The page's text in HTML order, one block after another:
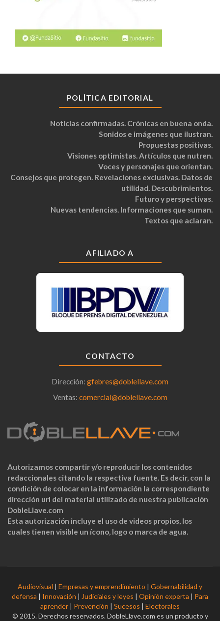
POLÍTICA EDITORIAL
Noticias confirmadas. Crónicas en buena onda.
Sonidos e imágenes que ilustran.
Propuestas positivas.
Visiones optimistas. Artículos que nutren.
Voces y personajes que orientan.
Consejos que protegen. Revelaciones exclusivas. Datos de
utilidad. Descubrimientos.
Futuro y perspectivas.
Nuevas tendencias. Informaciones que suman.
Textos que aclaran.
AFILIADO A
CONTACTO
Dirección: gfebres@doblellave.com
Ventas: comercial@doblellave.com
Autorizamos compartir y/o reproducir los contenidos
redaccionales citando la respectiva fuente. Es decir, con la
condición de colocar en la información la correspondiente
dirección url del material utilizado de nuestra publicación
DobleLlave.com
Esta autorización incluye el uso de videos propios, los
cuales tienen visible un ícono, logo o marca de agua.
Audiovisual | Empresas y emprendimiento | Gobernabilidad y
defensa | Innovación | Judiciales y leyes | Opinión experta | Para
aprender | Prevención | Sucesos | Electorales
© 2015. Derechos reservados. DobleLlave.com es un producto y